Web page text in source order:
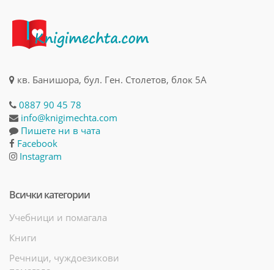
кв. Банишора, бул. Ген. Столетов, блок 5А
0887 90 45 78
info@knigimechta.com
Пишете ни в чата
Facebook
Instagram
Всички категории
Учебници и помагала
Книги
Речници, чуждоезикови